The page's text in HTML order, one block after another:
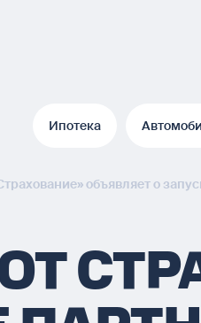
Ипотека
объявляет о